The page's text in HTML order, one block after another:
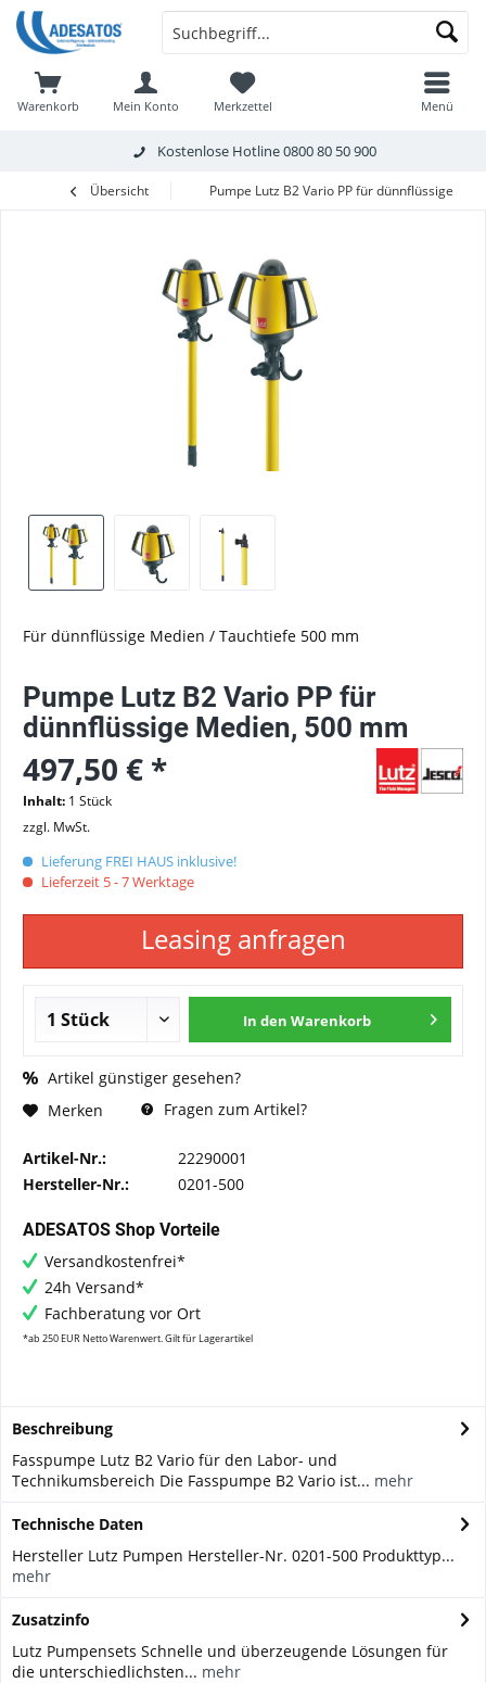
Kostenlose Hotline0800 80 50 900
Warenkorb Merkzettel
Mein Konto Menü
Übersicht Pumpe Lutz B2 Vario PP für dünnflüssige
Für dünnflüssige Medien / Tauchtiefe 500 mm
Pumpe Lutz B2 Vario PP für
dünnflüssige Medien, 500 mm
497,50 € *
Inhalt: 1 Stück
zzgl. MwSt.
Lieferung FREI HAUS inklusive!
Lieferzeit 5 - 7 Werktage
Leasing anfragen
In den Warenkorb
Artikel günstiger gesehen?
Merken
Fragen zum Artikel?
Artikel-Nr.:
22290001
Hersteller-Nr.:
0201-500
ADESATOS Shop Vorteile
Versandkostenfrei*
24h Versand*
Fachberatung vor Ort
*ab 250 EUR Netto Warenwert. Gilt für Lagerartikel
Beschreibung
Fasspumpe Lutz B2 Vario für den Labor- und
Technikumsbereich Die Fasspumpe B2 Vario ist... mehr
Technische Daten
Hersteller Lutz Pumpen Hersteller-Nr. 0201-500 Produkttyp...
mehr
Zusatzinfo
Lutz Pumpensets Schnelle und überzeugende Lösungen für
die unterschiedlichsten... mehr